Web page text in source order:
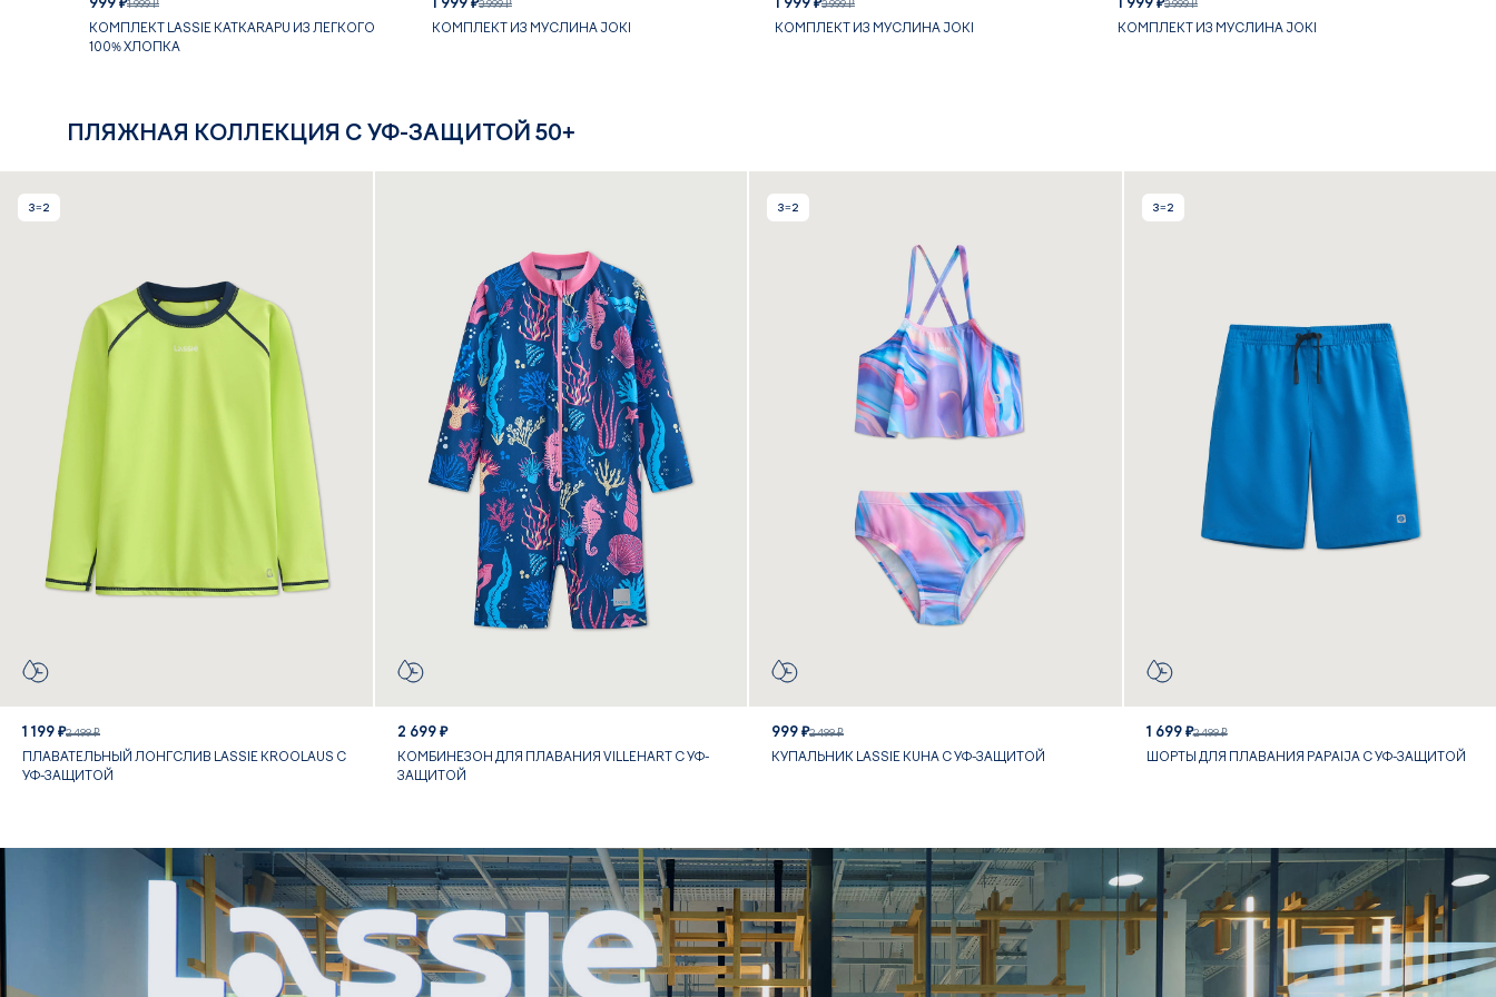
999 ₽1 999 ₽
КОМПЛЕКТ LASSIE KATKARAPU ИЗ ЛЕГКОГО
100% ХЛОПКА
1 999 ₽3 999 ₽
КОМПЛЕКТ ИЗ МУСЛИНА JOKI
1 999 ₽3 999 ₽
КОМПЛЕКТ ИЗ МУСЛИНА JOKI
1 999 ₽3 999 ₽
КОМПЛЕКТ ИЗ МУСЛИНА JOKI
ПЛЯЖНАЯ КОЛЛЕКЦИЯ С УФ-ЗАЩИТОЙ 50+
3=2
1 199 ₽2 499 ₽
ПЛАВАТЕЛЬНЫЙ ЛОНГСЛИВ LASSIE KROOLAUS С
УФ-ЗАЩИТОЙ
2 699 ₽
КОМБИНЕЗОН ДЛЯ ПЛАВАНИЯ VILLEHART С УФ-
ЗАЩИТОЙ
3=2
999 ₽2 499 ₽
КУПАЛЬНИК LASSIE KUHA С УФ-ЗАЩИТОЙ
3=2
1 699 ₽2 499 ₽
ШОРТЫ ДЛЯ ПЛАВАНИЯ PAPAIJA С УФ-ЗАЩИТОЙ